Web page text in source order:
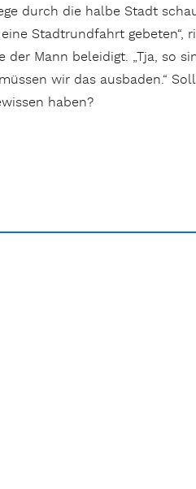
durch die halbe Stadt
Stadtrundfahrt gebeten“,
der Mann beleidigt. „Tja, so
wir das ausbaden.“
haben?